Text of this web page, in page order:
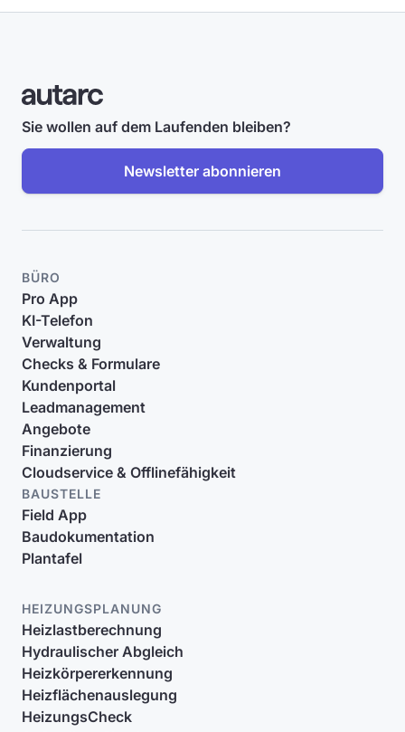
Sie wollen auf dem Laufenden bleiben?
Newsletter abonnieren
BÜRO
Pro App
KI-Telefon
Verwaltung
Checks & Formulare
Kundenportal
Leadmanagement
Angebote
Finanzierung
Cloudservice & Offlinefähigkeit
BAUSTELLE
Field App
Baudokumentation
Plantafel
HEIZUNGSPLANUNG
Heizlastberechnung
Hydraulischer Abgleich
Heizkörpererkennung
Heizflächenauslegung
HeizungsCheck